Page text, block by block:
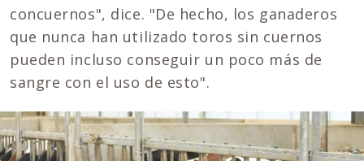
concuernos", dice. "De hecho, los ganaderos
que nunca han utilizado toros sin cuernos
pueden incluso conseguir un poco más de
sangre con el uso de esto".